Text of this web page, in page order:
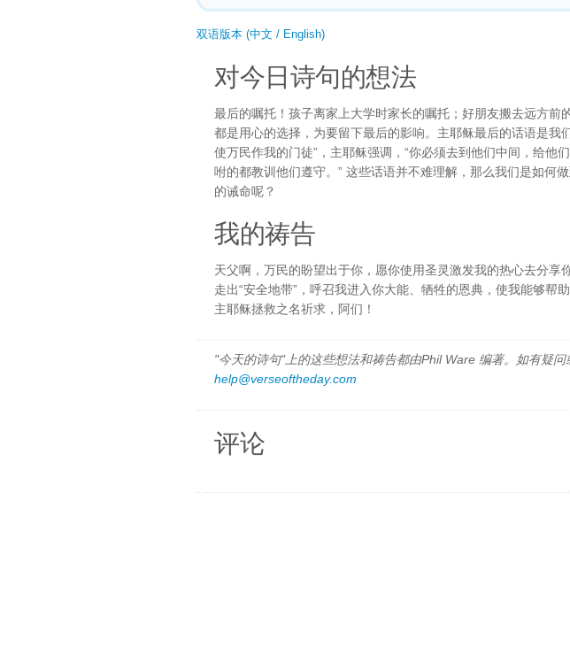
双语版本 (中文 / English)
对今日诗句的想法
最后的嘱托！孩子离家上大学时家长的嘱托；好朋友搬去远方前
都是用心的选择，为要留下最后的影响。主耶稣最后的话语是我
使万民作我的门徒”，主耶稣强调，“你必须去到他们中间，给他
咐的都教训他们遵守。” 这些话语并不难理解，那么我们是如何
的诫命呢？
我的祷告
天父啊，万民的盼望出于你，愿你使用圣灵激发我的热心去分享
走出“安全地带”，呼召我进入你大能、牺牲的恩典，使我能够帮
主耶稣拯救之名祈求，阿们！
"今天的诗句"上的这些想法和祷告都由Phil Ware 编著。如有疑
help@verseoftheday.com
评论